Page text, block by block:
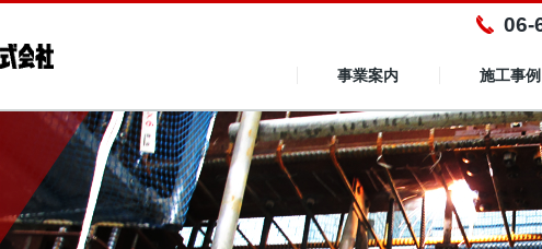
06-
事業案内
建築・土木工事事業
エクステリア・インテリア事業
NPクリーン事業
施工事例